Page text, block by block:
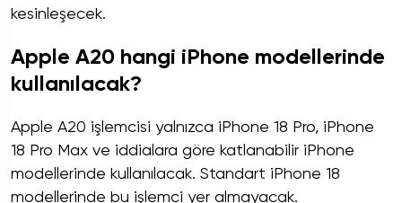
kesinleşecek.
Apple A20 hangi iPhone modellerinde
kullanılacak?
Apple A20 işlemcisi yalnızca iPhone 18 Pro, iPhone
18 Pro Max ve iddialara göre katlanabilir iPhone
modellerinde kullanılacak. Standart iPhone 18
modellerinde bu işlemci yer almayacak.